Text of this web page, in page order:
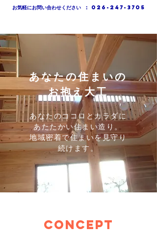
お気軽にお問い合わせください: 026-247-3705
TOMIOKA
あなたの住まいの
お抱え大工
あなたのココロとカラダに
あたたかい住まい造り。
​地域密着で住まいを見守り
続けます。
CONCEPT